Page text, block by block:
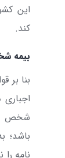
این
کند.
بیمه
بنا بر
اجباری
شخص
باشد؛
نامه